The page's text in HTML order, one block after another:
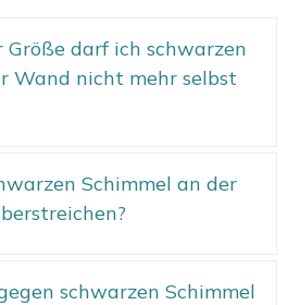
Größe darf ich schwarzen
Wand nicht mehr selbst
Schimmel an der
schwarzen Schimmel